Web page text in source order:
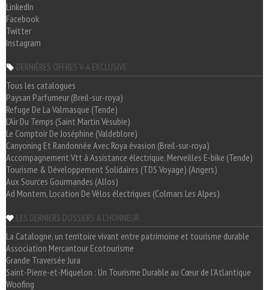
LinkedIn
Facebook
Twitter
Instagram
DERNIÈRES OFFRES V-A EXCLUSIVE
Tous les catalogues
Paysan Parfumeur (Breil-sur-roya)
Refuge De La Valmasque (Tende)
L'Air Du Temps (Saint Martin Vésubie)
Le Comptoir De Joséphine (Valdeblore)
Canyoning Et Randonnée Avec Roya évasion (Breil-sur-roya)
Accompagnement Vtt à Assistance électrique, Merveilles E-bike (Tende)
Tourisme & Développement Solidaires (TDS Voyage) (Angers)
Aux Sources Gourmandes (Allos)
Ad Montem, Location De Vélos électriques (Colmars Les Alpes)
LES DERNIERS DOSSIERS A L'HONNEUR
La Catalogne, un territoire vivant entre patrimoine et tourisme durable
Association Mercantour Ecotourisme
Grande Traversée Jura
Saint-Pierre-et-Miquelon : Un Tourisme Durable au Cœur de l'Atlantique
Woofing